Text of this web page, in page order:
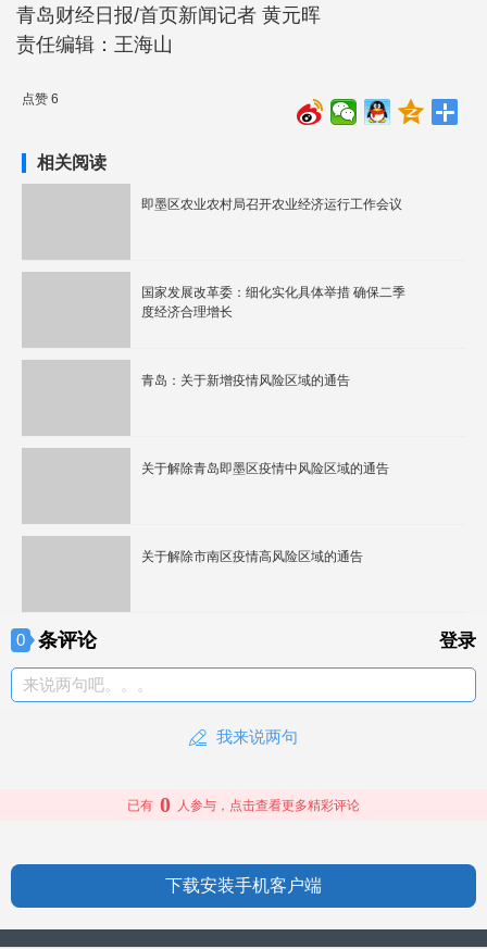
青岛财经日报/首页新闻记者 黄元晖
责任编辑：王海山
点赞 6
相关阅读
即墨区农业农村局召开农业经济运行工作会议
国家发展改革委：细化实化具体举措 确保二季
度经济合理增长
青岛：关于新增疫情风险区域的通告
关于解除青岛即墨区疫情中风险区域的通告
关于解除市南区疫情高风险区域的通告
0 条评论 登录
来说两句吧。。。
我来说两句
已有 0 人参与，点击查看更多精彩评论
下载安装手机客户端